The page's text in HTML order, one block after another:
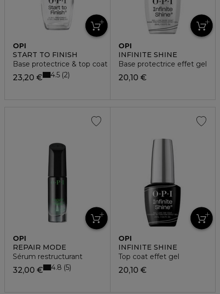
OPI
START TO FINISH
Base protectrice & top coat et fortifiant pour ongles
23,20 € 4.5 2
OPI
INFINITE SHINE
Base protectrice effet gel
20,10 €
OPI
REPAIR MODE
Sérum restructurant
32,00 € 4.8 5
OPI
INFINITE SHINE
Top coat effet gel
20,10 €